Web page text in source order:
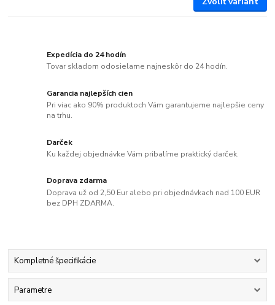
Expedícia do 24 hodín
Tovar skladom odosielame najneskôr do 24 hodín.
Garancia najlepších cien
Pri viac ako 90% produktoch Vám garantujeme najlepšie ceny
na trhu.
Darček
Ku každej objednávke Vám pribalíme praktický darček.
Doprava zdarma
Doprava už od 2,50 Eur alebo pri objednávkach nad 100 EUR
bez DPH ZDARMA.
Kompletné špecifikácie
Parametre